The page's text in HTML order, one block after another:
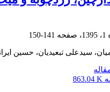
141-150
سیدعلی تبعیدیان، حسین
863.04 K